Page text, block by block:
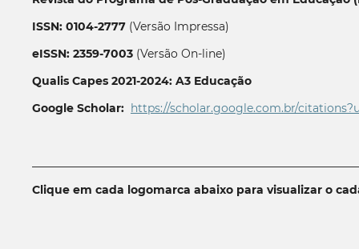
ISSN: 0104-2777(Versão Impressa)
eISSN: 2359-7003(Versão On-line)
Qualis Capes 2021-2024: A3 Educação
Google Scholar: https://scholar.google.com.br/
Clique em cada logomarca abaixo para visualizar o